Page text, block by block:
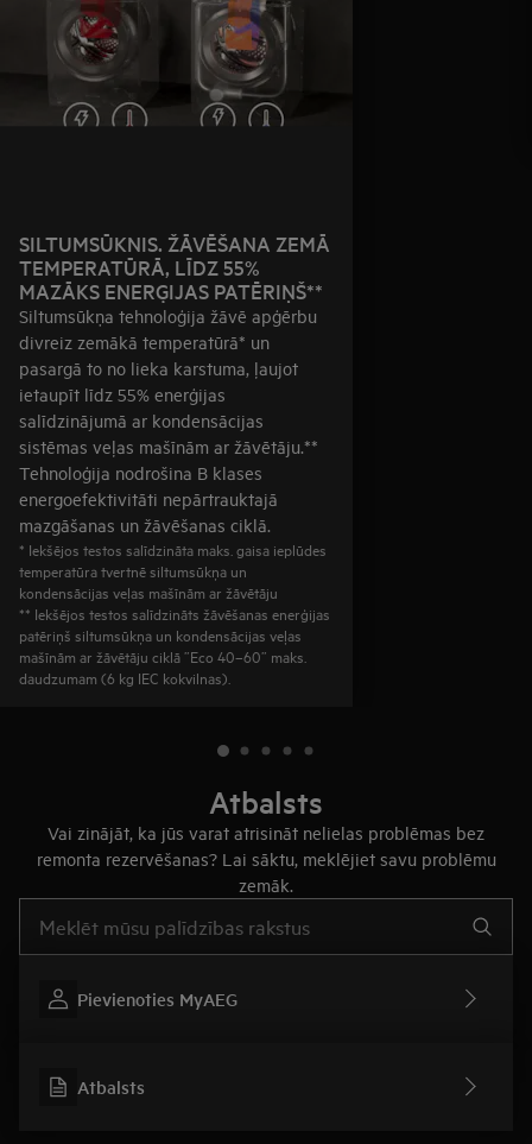
SILTUMSŪKNIS. ŽĀVĒŠANA ZEMĀ
TEMPERATŪRĀ, LĪDZ 55%
MAZĀKS ENERĢIJAS PATĒRIŅŠ**
Siltumsūkņa tehnoloģija žāvē apģērbu
divreiz zemākā temperatūrā* un
pasargā to no lieka karstuma, ļaujot
ietaupīt līdz 55% enerģijas
salīdzinājumā ar kondensācijas
sistēmas veļas mašīnām ar žāvētāju.**
Tehnoloģija nodrošina B klases
energoefektivitāti nepārtrauktajā
mazgāšanas un žāvēšanas ciklā.
* Iekšējos testos salīdzināta maks. gaisa ieplūdes
temperatūra tvertnē siltumsūkņa un
kondensācijas veļas mašīnām ar žāvētāju
** Iekšējos testos salīdzināts žāvēšanas enerģijas
patēriņš siltumsūkņa un kondensācijas veļas
mašīnām ar žāvētāju ciklā ”Eco 40–60” maks.
daudzumam (6 kg IEC kokvilnas).
Atbalsts
Vai zinājāt, ka jūs varat atrisināt nelielas problēmas bez
remonta rezervēšanas? Lai sāktu, meklējiet savu problēmu
zemāk.
Pievienoties MyAEG
Atbalsts